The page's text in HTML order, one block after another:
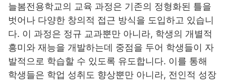
늘봄전용학교의 교육 과정은 기존의 정형화된 틀을
벗어나 다양한 창의적 접근 방식을 도입하고 있습니
다. 이 과정은 정규 교과뿐만 아니라, 학생의 개별적
흥미와 재능을 개발하는데 중점을 두어 학생들이 자
발적으로 학습할 수 있도록 유도합니다. 이를 통해
학생들은 학업 성취도 향상뿐만 아니라, 전인적 성장